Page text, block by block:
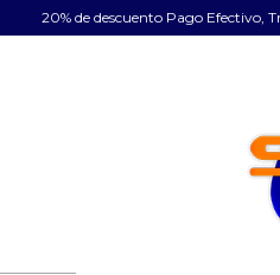
20% de descuento Pago Efectivo,